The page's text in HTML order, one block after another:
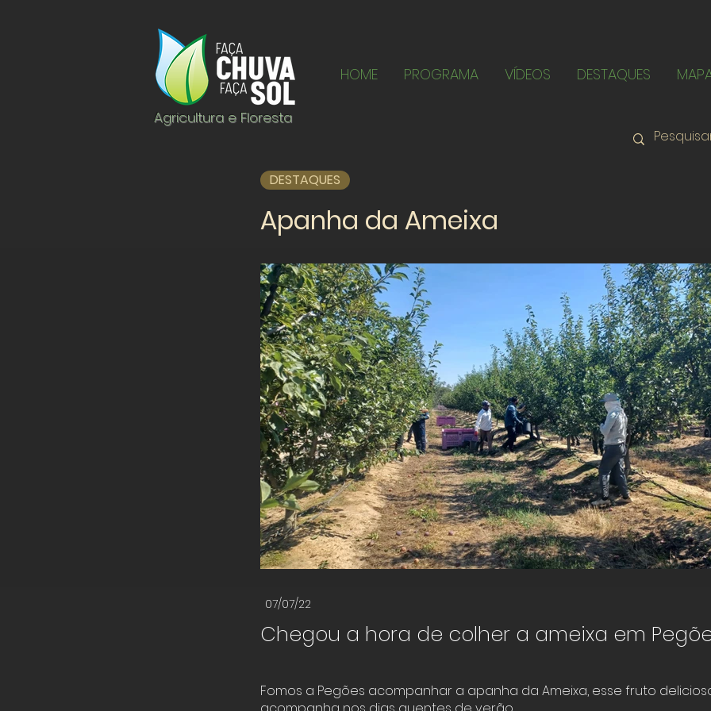
Agricultura e Floresta
HOME PROGRAMA VÍDEOS DESTAQUES
DESTAQUES
Apanha da Ameixa
Pegões, Setúbal
Click here
07/07/22
Chegou a hora de colher a ameixa em
Fomos a Pegões acompanhar a apanha da Ameixa, esse fruto